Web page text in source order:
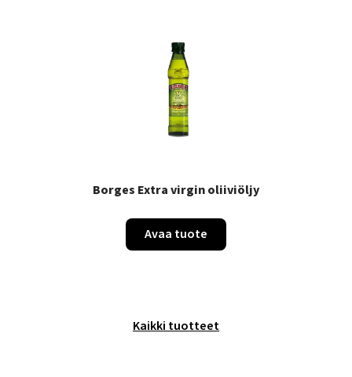
Borges Extra virgin oliiviöljy
Avaa tuote
Kaikki tuotteet